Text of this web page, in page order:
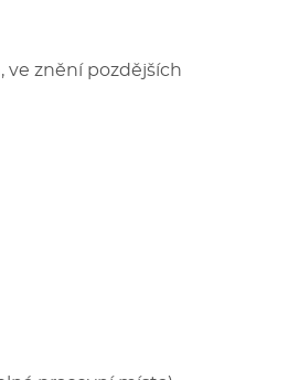
ve znění pozdějších